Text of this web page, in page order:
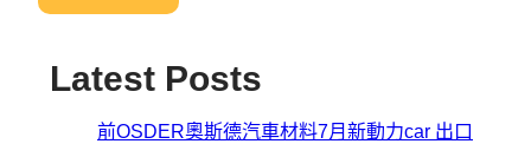
Latest Posts
前OSDER奧斯德汽車材料7月新動力car 出口